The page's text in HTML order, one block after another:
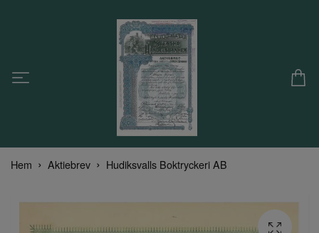
Hem Aktiebrev Hudiksvalls Boktryckeri AB